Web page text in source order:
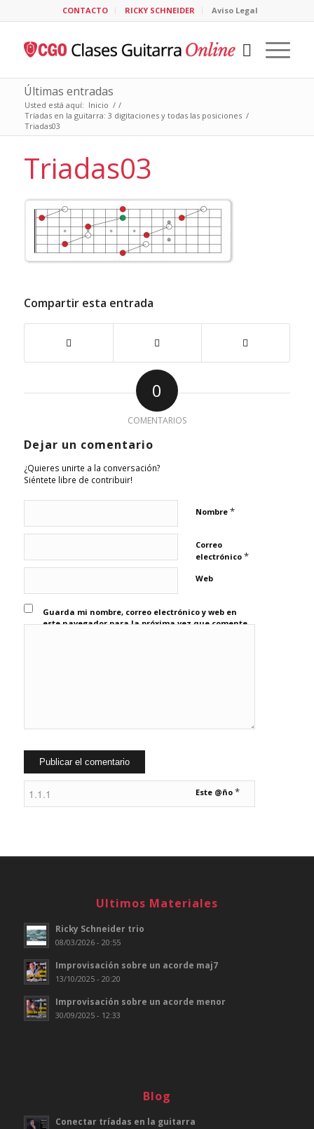
CONTACTO RICKY SCHNEIDER Aviso Legal
Últimas entradas
Usted está aquí: Inicio / /
Tríadas en la guitarra: 3 digitaciones y todas las posiciones /
Triadas03
Triadas03
Compartir esta entrada
0
COMENTARIOS
Dejar un comentario
¿Quieres unirte a la conversación?
Siéntete libre de contribuir!
Nombre *
Correo
electrónico *
Web
Guarda mi nombre, correo electrónico y web en
este navegador para la próxima vez que comente.
Este @ño *
Ultimos Materiales
Ricky Schneider trio
08/03/2026 - 20:55
Improvisación sobre un acorde maj7
13/10/2025 - 20:20
Improvisación sobre un acorde menor
30/09/2025 - 12:33
Blog
Conectar tríadas en la guitarra